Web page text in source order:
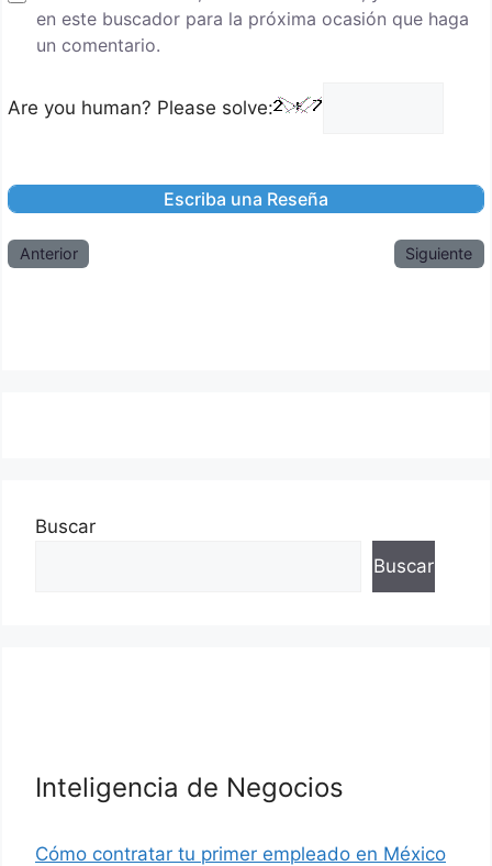
en este buscador para la próxima ocasión que haga
un comentario.
Are you human? Please solve:
Anterior Siguiente
Buscar
Buscar
Inteligencia de Negocios
Cómo contratar tu primer empleado en México